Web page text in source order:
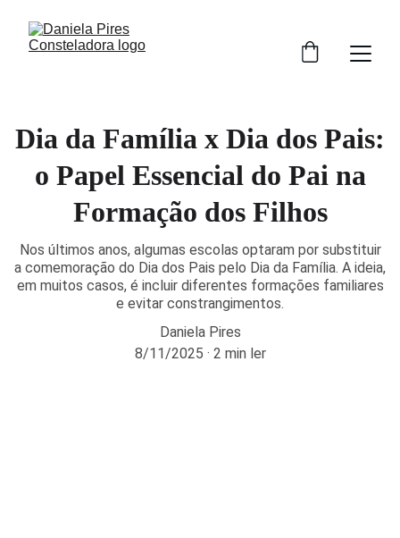
Dia da Família x Dia dos Pais:
o Papel Essencial do Pai na
Formação dos Filhos
Nos últimos anos, algumas escolas optaram por substituir
a comemoração do Dia dos Pais pelo Dia da Família. A ideia,
em muitos casos, é incluir diferentes formações familiares
e evitar constrangimentos.
Daniela Pires
8/11/2025
2 min ler